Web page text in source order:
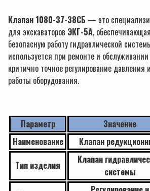
Клапан 1080-37-38СБ — это
для экскаваторов ЭКГ-5А,
безопасную работу гидравлической
используется при ремонте и
критично точное регулирование давления
работы оборудования.
Параметр
Значение
Наименование
Клапан
Тип изделия
Клапан
системы